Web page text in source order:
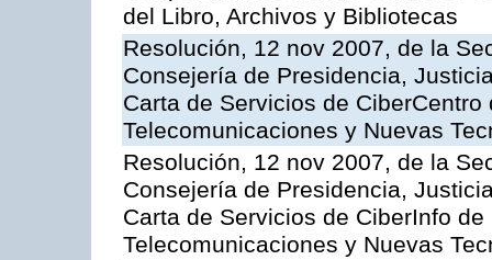
del Libro, Archivos y Bibliotecas
Resolución, 12 nov 2007, de la
Consejería de Presidencia,
Carta de Servicios de
Telecomunicaciones y Nuevas
Resolución, 12 nov 2007, de la
Consejería de Presidencia,
Carta de Servicios de CiberInfo
Telecomunicaciones y Nuevas